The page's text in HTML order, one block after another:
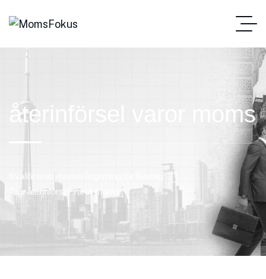
återinförsel varor moms
Kvalificerad momsrådgivning för företag
Tag: återinförsel varor moms